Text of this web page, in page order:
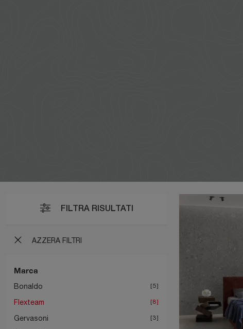
FILTRA RISULTATI
AZZERA FILTRI
Marca
Bonaldo 5
Flexteam 8
Gervasoni 3